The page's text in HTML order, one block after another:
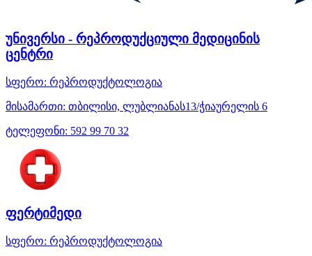
უნივერსი - რეპროდუქციული მედიცინის
ცენტრი
სფერო: რეპროდუქტოლოგია
მისამართი: თბილისი, ლუბლიანას13/ჭიაურელის 6
ტელეფონი: 592 99 70 32
ფერტიმედი
სფერო: რეპროდუქტოლოგია